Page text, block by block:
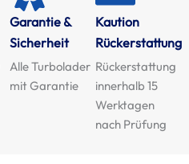
Garantie &
Sicherheit
Alle Turbolader
mit Garantie
Kaution
Rückerstattung
Rückerstattung
innerhalb 15
Werktagen
nach Prüfung